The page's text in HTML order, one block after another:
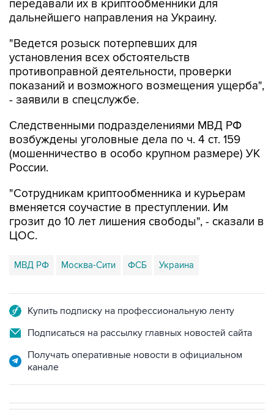
"Ведется розыск потерпевших для
противоправной деятельности, проверки
показаний и возможного возмещения ущерба",
- заявили в спецслужбе.
Следственными подразделениями МВД РФ
(мошенничество в особо крупном размере) УК
России.
"Сотрудникам криптообменника и курьерам
грозит до 10 лет лишения свободы", - сказали в
ЦОС.
МВД РФ
Подписаться на рассылку главных новостей сайта
Получать оперативные новости в официальном